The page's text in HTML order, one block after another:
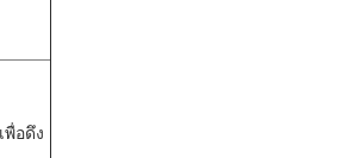
อดึง